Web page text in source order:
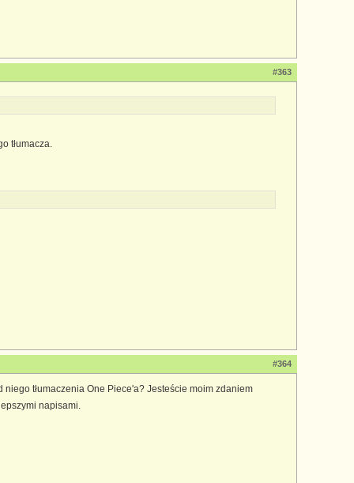
#363
tłumacza.
#364
tłumaczenia One Piece'a? Jesteście moim zdaniem
napisami.